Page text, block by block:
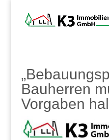
Bauherren
Vorgaben